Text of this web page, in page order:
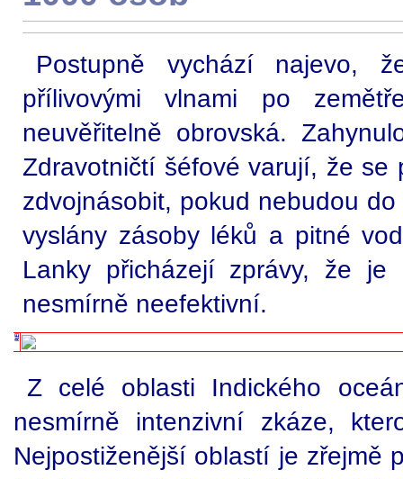
Postupně vychází najevo,
přílivovými vlnami po
neuvěřitelně obrovská.
Zdravotničtí šéfové varují, že se
zdvojnásobit, pokud nebudou
vyslány zásoby léků a pitné
Lanky přicházejí zprávy, že je
nesmírně neefektivní.
Z celé oblasti Indického
nesmírně intenzivní zkáze,
Nejpostiženější oblastí je zřejmě